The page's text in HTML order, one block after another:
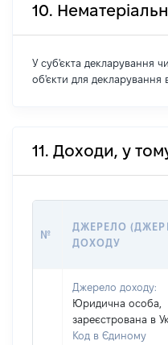
10.
У суб'єкта декларування чи
об'єкти для декларування
11. Доходи, у
№
ДЖЕРЕЛО
ДОХОДУ
Джерело доходу:
Юридична особа,
зареєстрована в
Код в Єдиному